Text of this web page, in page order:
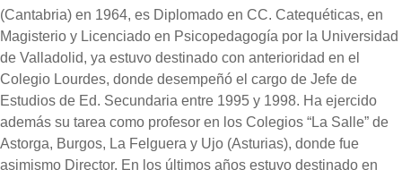
(Cantabria) en 1964, es Diplomado en CC. Catequéticas, en
Magisterio y Licenciado en Psicopedagogía por la Universidad
de Valladolid, ya estuvo destinado con anterioridad en el
Colegio Lourdes, donde desempeñó el cargo de Jefe de
Estudios de Ed. Secundaria entre 1995 y 1998. Ha ejercido
además su tarea como profesor en los Colegios “La Salle” de
Astorga, Burgos, La Felguera y Ujo (Asturias), donde fue
asimismo Director. En los últimos años estuvo destinado en